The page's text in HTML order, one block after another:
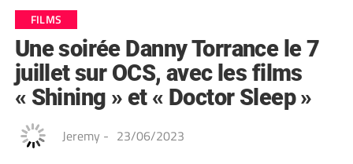
FILMS
Une soirée Danny Torrance le 7
juillet sur OCS, avec les films
« Shining » et « Doctor Sleep »
Jeremy - 23/06/2023